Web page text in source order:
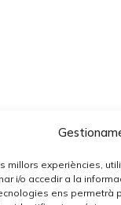
millors experiències,
i/o accedir a la
ens permetrà